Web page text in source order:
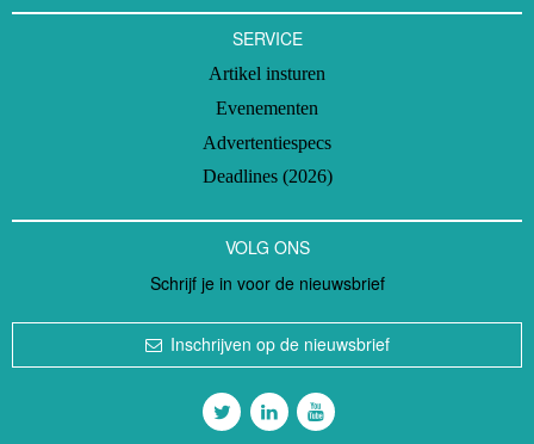
SERVICE
Artikel insturen
Evenementen
Advertentiespecs
Deadlines (2026)
VOLG ONS
Schrijf je in voor de nieuwsbrief
Inschrijven op de nieuwsbrief